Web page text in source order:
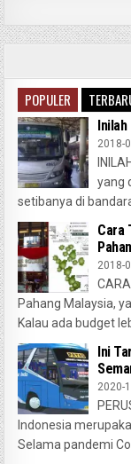
POPULER
2018-
yang
setibanya di
Cara
2018-
Pahang Malaysia,
Kalau ada budget
Ini
2020-
Indonesia
Selama pandemi